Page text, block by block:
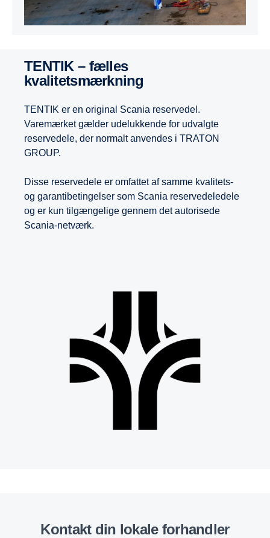
TENTIK – fælles
kvalitetsmærkning
TENTIK er en original Scania reservedel.
Varemærket gælder udelukkende for udvalgte
reservedele, der normalt anvendes i TRATON
GROUP.
Disse reservedele er omfattet af samme kvalitets-
og garantibetingelser som Scania reservedeledele
og er kun tilgængelige gennem det autorisede
Scania-netværk.
Kontakt din lokale forhandler